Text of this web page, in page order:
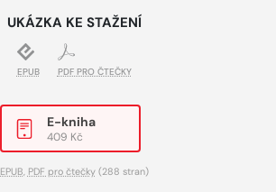
UKÁZKA KE STAŽENÍ
EPUB PDF PRO ČTEČKY
E-kniha
409 Kč
EPUB, PDF pro čtečky(288 stran)